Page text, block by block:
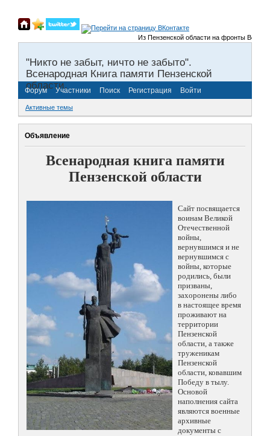
Из Пензенской области на фронты
"Никто не забыт, ничто не забыто".
Всенародная Книга памяти Пензенской
области.
Форум Участники Поиск Регистрация Войти
Активные темы
Объявление
Всенародная книга памяти
Пензенской области
Сайт посвящается
воинам Великой
Отечественной
войны,
вернувшимся и не
вернувшимся с
войны, которые
родились, были
призваны,
захоронены либо
в настоящее время
проживают на
территории
Пензенской
области, а также
труженикам
Пензенской
области, ковавшим
Победу в тылу.
Основой
наполнения сайта
являются военные
архивные
документы с